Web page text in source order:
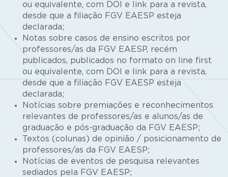
ou equivalente, com DOI e link para a revista,
desde que a filiação FGV EAESP esteja
declarada;
Notas sobre casos de ensino escritos por
professores/as da FGV EAESP, recém
publicados, publicados no formato on line first
ou equivalente, com DOI e link para a revista,
desde que a filiação FGV EAESP esteja
declarada;
Notícias sobre premiações e reconhecimentos
relevantes de professores/as e alunos/as de
graduação e pós-graduação da FGV EAESP;
Textos (colunas) de opinião / posicionamento de
professores/as da FGV EAESP;
Notícias de eventos de pesquisa relevantes
sediados pela FGV EAESP;